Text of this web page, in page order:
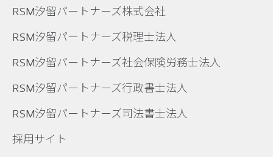
RSM汐留パートナーズ株式会社
RSM汐留パートナーズ税理士法人
RSM汐留パートナーズ社会保険労務士法人
RSM汐留パートナーズ行政書士法人
RSM汐留パートナーズ司法書士法人
採用サイト